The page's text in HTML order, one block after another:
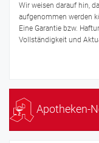
Wir weisen darauf hin,
aufgenommen werden
Eine Garantie bzw.
Vollständigkeit und
Apotheken-